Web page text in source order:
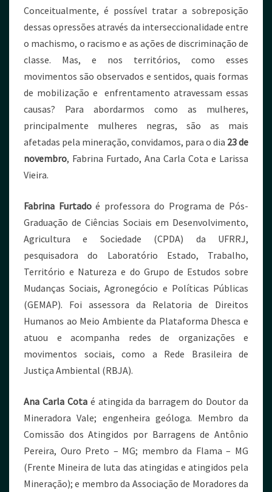
Conceitualmente, é possível tratar a sobreposição
dessas opressões através da interseccionalidade entre
o machismo, o racismo e as ações de discriminação de
classe. Mas, e nos territórios, como esses
movimentos são observados e sentidos, quais formas
de mobilização e enfrentamento atravessam essas
causas? Para abordarmos como as mulheres,
principalmente mulheres negras, são as mais
afetadas pela mineração, convidamos, para o dia 23 de
novembro, Fabrina Furtado, Ana Carla Cota e Larissa
Vieira.
Fabrina Furtadoé professora do Programa de Pós-
Graduação de Ciências Sociais em Desenvolvimento,
Agricultura e Sociedade (CPDA) da UFRRJ,
pesquisadora do Laboratório Estado, Trabalho,
Território e Natureza e do Grupo de Estudos sobre
Mudanças Sociais, Agronegócio e Políticas Públicas
(GEMAP). Foi assessora da Relatoria de Direitos
Humanos ao Meio Ambiente da Plataforma Dhesca e
atuou e acompanha redes de organizações e
movimentos sociais, como a Rede Brasileira de
Justiça Ambiental (RBJA).
Ana Carla Cotaé atingida da barragem do Doutor da
Mineradora Vale; engenheira geóloga. Membro da
Comissão dos Atingidos por Barragens de Antônio
Pereira, Ouro Preto – MG; membro da Flama – MG
(Frente Mineira de luta das atingidas e atingidos pela
Mineração); e membro da Associação de Moradores da